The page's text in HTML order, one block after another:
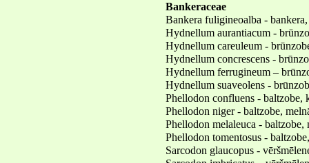
Bankeraceae
Bankera fuligineoalba - bankera,
Hydnellum aurantiacum -
Hydnellum careuleum -
Hydnellum concrescens -
Hydnellum ferrugineum –
Hydnellum suaveolens -
Phellodon confluens - baltzobe,
Phellodon niger - baltzobe,
Phellodon melaleuca - baltzobe,
Phellodon tomentosus -
Sarcodon glaucopus -